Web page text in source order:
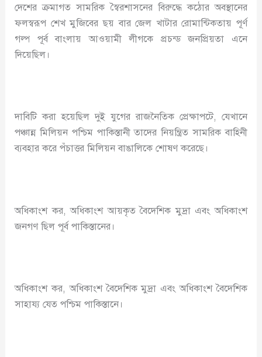
দেশের ক্রমাগত সামরিক স্বৈরশাসনের বিরুদ্ধে কঠোর অবস্থানের
ফলস্বরূপ শেখ মুজিবের ছয় বার জেল খাটার রোমান্টিকতায় পূর্ণ
গল্প পূর্ব বাংলায় আওয়ামী লীগকে প্রচন্ড জনপ্রিয়তা এনে
দিয়েছিল।
দাবিটি করা হয়েছিল দুই যুগের রাজনৈতিক প্রেক্ষাপটে, যেখানে
পঞ্চান্ন মিলিয়ন পশ্চিম পাকিস্তানী তাদের নিয়ন্ত্রিত সামরিক বাহিনী
ব্যবহার করে পঁচাত্তর মিলিয়ন বাঙালিকে শোষণ করেছে।
অধিকাংশ কর, অধিকাংশ আয়কৃত বৈদেশিক মুদ্রা এবং অধিকাংশ
জনগণ ছিল পূর্ব পাকিস্তানের।
অধিকাংশ কর, অধিকাংশ বৈদেশিক মুদ্রা এবং অধিকাংশ বৈদেশিক
সাহায্য যেত পশ্চিম পাকিস্তানে।